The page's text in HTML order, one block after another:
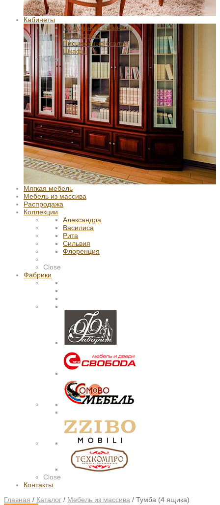
Кабинеты
Модульные кабинеты
Библиотеки
Письменные столы
Шкафы
Close
Мягкая мебель
Мебель из массива
Распродажа
Коллекции
Александра
Василиса
Рита
Сильвия
Флоренция
Close
Фабрики
Close
Контакты
Главная / Каталог / Мебель из массива / Тумба (4 ящика)